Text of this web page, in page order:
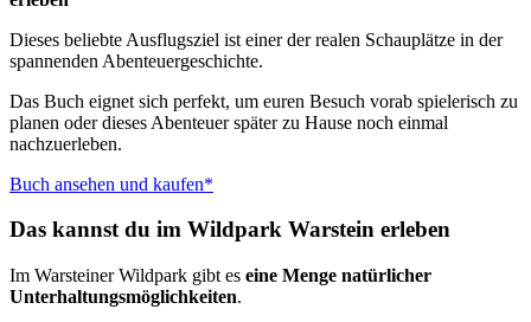
Dieses beliebte Ausflugsziel ist einer der realen Schauplätze in der
spannenden Abenteuergeschichte.
Das Buch eignet sich perfekt, um euren Besuch vorab spielerisch zu
planen oder dieses Abenteuer später zu Hause noch einmal
nachzuerleben.
Buch ansehen und kaufen*
Das kannst du im Wildpark Warstein erleben
Im Warsteiner Wildpark gibt es eine Menge natürlicher
Unterhaltungsmöglichkeiten.